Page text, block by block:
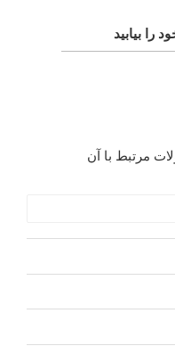
را بیابید
مرتبط با آن